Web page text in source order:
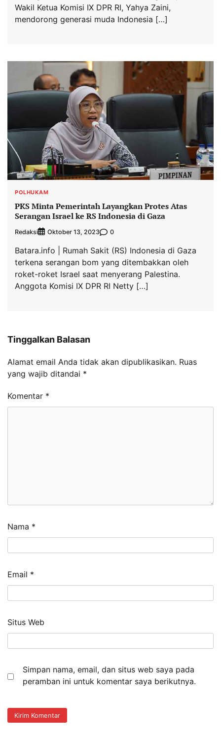
Wakil Ketua Komisi IX DPR RI, Yahya Zaini,
mendorong generasi muda Indonesia […]
POLHUKAM
PKS Minta Pemerintah Layangkan Protes Atas
Serangan Israel ke RS Indonesia di Gaza
Redaksi Oktober 13, 2023 0
Batara.info | Rumah Sakit (RS) Indonesia di Gaza
terkena serangan bom yang ditembakkan oleh
roket-roket Israel saat menyerang Palestina.
Anggota Komisi IX DPR RI Netty […]
Tinggalkan Balasan
Alamat email Anda tidak akan dipublikasikan. Ruas
yang wajib ditandai *
Komentar *
Nama *
Email *
Situs Web
Simpan nama, email, dan situs web saya pada
peramban ini untuk komentar saya berikutnya.